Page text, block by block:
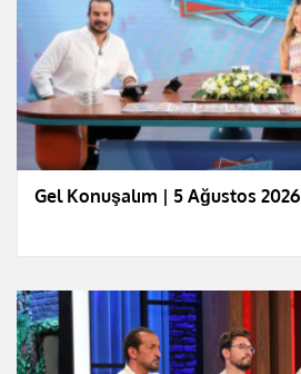
Gel Konuşalım | 5 Ağustos 2026